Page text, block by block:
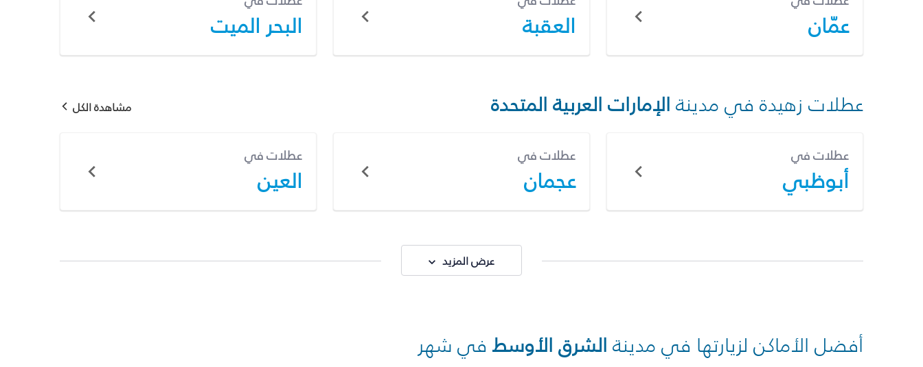
عمّان العقبة البحر الميت
عطلات زهيدة في مدينة الإمارات العربية المتحدة مشاهدة الكل
عطلات في
أبوظبي
عطلات في
عجمان
عطلات في
العين
عرض المزيد
أفضل الأماكن لزيارتها في مدينة الشرق الأوسط في شهر